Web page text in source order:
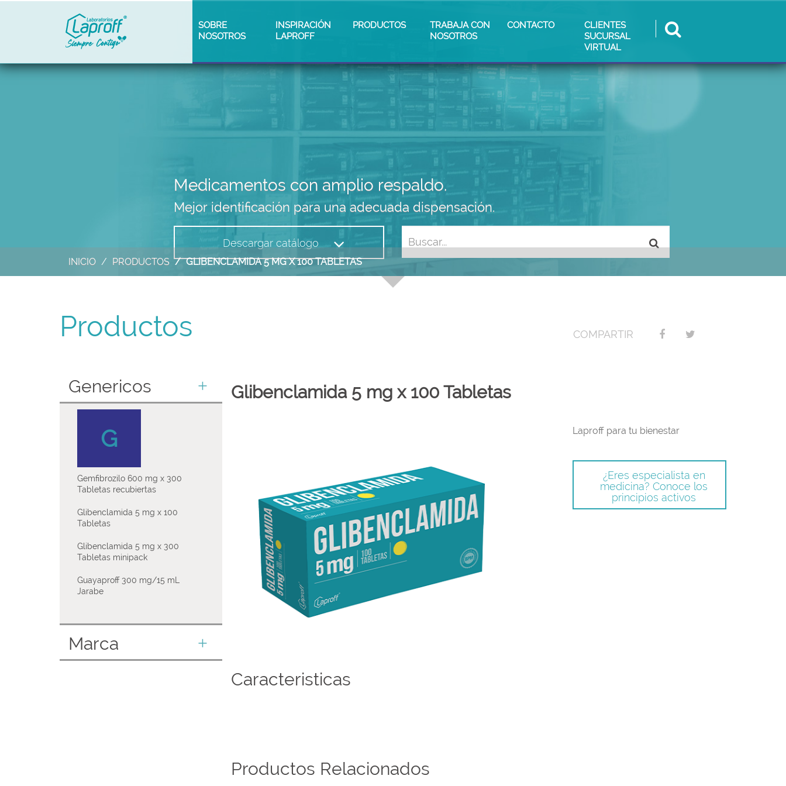
SOBRE
NOSOTROS
INSPIRACIÓN
LAPROFF
PRODUCTOS
TRABAJA CON
NOSOTROS
CONTACTO
CLIENTES
SUCURSAL
VIRTUAL
Medicamentos con amplio respaldo.
Mejor identificación para una adecuada dispensación.
Descargar catálogo
INICIO PRODUCTOS GLIBENCLAMIDA 5 MG X 100 TABLETAS
Productos COMPARTIR
Genericos
G
Gemfibrozilo 600 mg x 300
Tabletas recubiertas
Glibenclamida 5 mg x 100
Tabletas
Glibenclamida 5 mg x 300
Tabletas minipack
Guayaproff 300 mg/15 mL
Jarabe
Marca
Glibenclamida 5 mg x 100 Tabletas
Laproff para tu bienestar
¿Eres especialista en
medicina? Conoce los
principios activos
Caracteristicas
Productos Relacionados